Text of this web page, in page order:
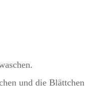
und die Blättchen